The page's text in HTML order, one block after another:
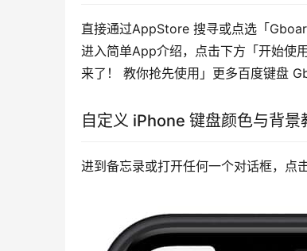
直接通过AppStore 搜寻或点选「
进入简单App介绍，点击下方「开始使
来了！ 教你抢先使用」更多百度键盘
自定义 iPhone 键盘颜色与背景
进到备忘录或打开任何一个对话框，点